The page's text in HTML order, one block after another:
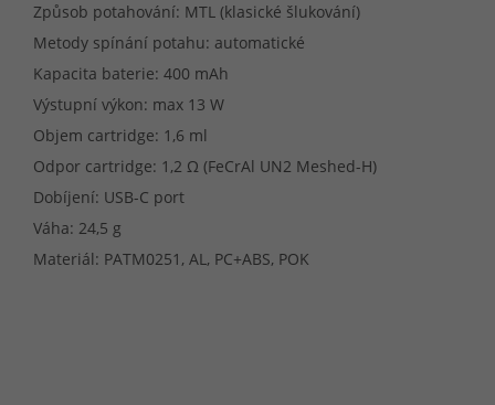
Způsob potahování: MTL (klasické šlukování)
Metody spínání potahu: automatické
Kapacita baterie: 400 mAh
Výstupní výkon: max 13 W
Objem cartridge: 1,6 ml
Odpor cartridge: 1,2 Ω (FeCrAl UN2 Meshed-H)
Dobíjení: USB-C port
Váha: 24,5 g
Materiál: PATM0251, AL, PC+ABS, POK